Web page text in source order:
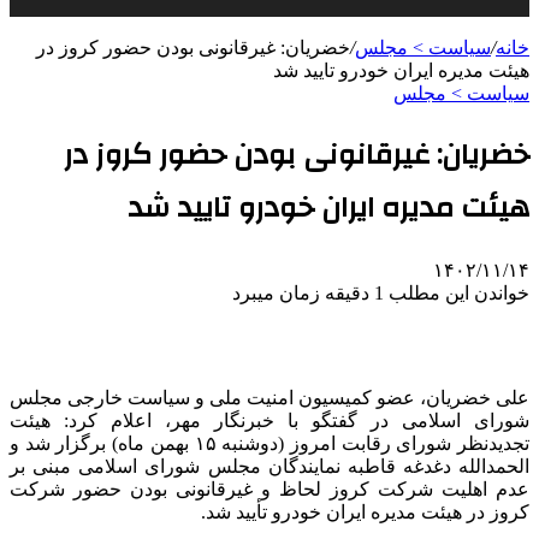
خانه/سیاست > مجلس/خضریان: غیرقانونی بودن حضور کروز در
هیئت مدیره ایران‌ خودرو تایید شد
سیاست > مجلس
خضریان: غیرقانونی بودن حضور کروز در
هیئت مدیره ایران‌ خودرو تایید شد
۱۴۰۲/۱۱/۱۴
خواندن این مطلب 1 دقیقه زمان میبرد
علی خضریان، عضو کمیسیون امنیت ملی و سیاست خارجی مجلس
شورای اسلامی در گفتگو با خبرنگار مهر، اعلام کرد: هیئت
تجدیدنظر شورای رقابت امروز (دوشنبه ۱۵ بهمن ماه) برگزار شد و
الحمدالله دغدغه قاطبه نمایندگان مجلس شورای اسلامی مبنی بر
عدم
اهلیت شرکت کروز
لحاظ و غیرقانونی بودن حضور شرکت
کروز در هیئت مدیره ایران خودرو تأیید شد.